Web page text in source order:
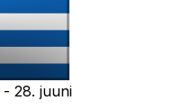
- 28. juuni